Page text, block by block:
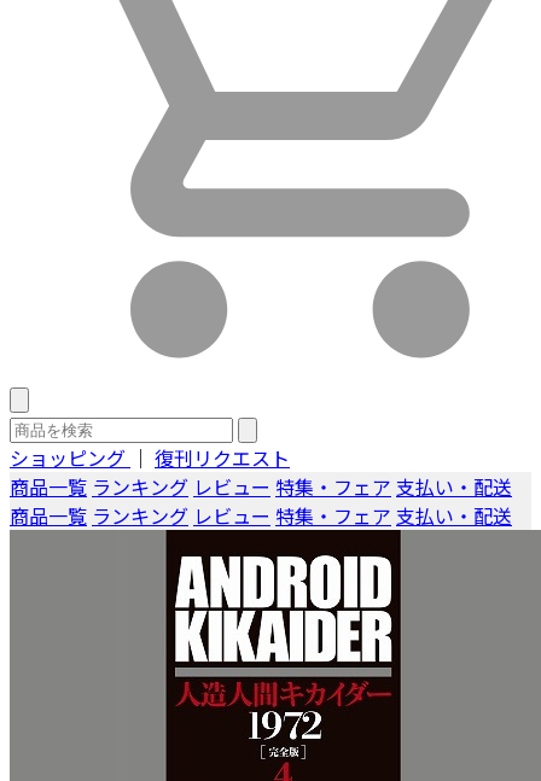
ショッピング ｜ 復刊リクエスト
商品一覧 ランキング レビュー 特集・フェア 支払い・配送
商品一覧 ランキング レビュー 特集・フェア 支払い・配送